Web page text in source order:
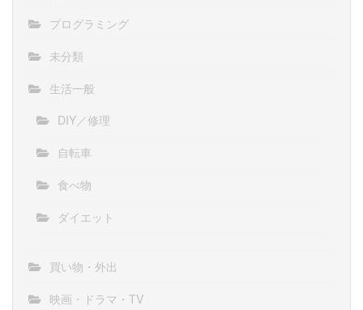
プログラミング
未分類
生活一般
DIY／修理
自転車
食べ物
ダイエット
買い物・外出
映画・ドラマ・TV